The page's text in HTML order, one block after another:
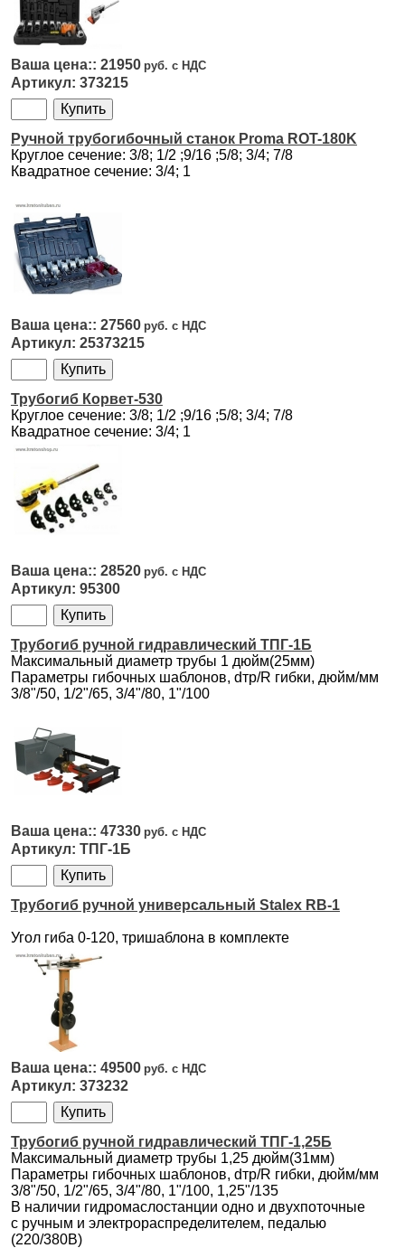
21950
373215
Ручной трубогибочный станок Proma ROT-180K
Круглое сечение: 3/8; 1/2 ;9/16 ;5/8; 3/4; 7/8
Квадратное сечение: 3/4; 1
27560
25373215
Трубогиб Корвет-530
Круглое сечение: 3/8; 1/2 ;9/16 ;5/8; 3/4; 7/8
Квадратное сечение: 3/4; 1
28520
95300
Трубогиб ручной гидравлический ТПГ-1Б
Максимальный диаметр трубы 1 дюйм(25мм)
Параметры гибочных шаблонов, dтр/R гибки, дюйм/мм
3/8"/50, 1/2"/65, 3/4"/80, 1"/100
47330
ТПГ-1Б
Трубогиб ручной универсальный Stalex RB-1
Угол гиба 0-120, тришаблона в комплекте
49500
373232
Трубогиб ручной гидравлический ТПГ-1,25Б
Максимальный диаметр трубы 1,25 дюйм(31мм)
Параметры гибочных шаблонов, dтр/R гибки, дюйм/мм
3/8"/50, 1/2"/65, 3/4"/80, 1"/100, 1,25"/135
В наличии гидромаслостанции одно и двухпоточные
с ручным и электрораспределителем, педалью
(220/380В)